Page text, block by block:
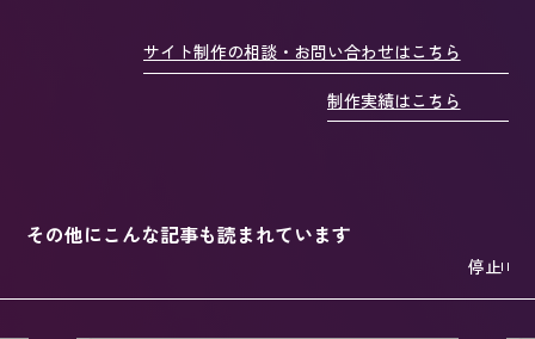
サイト制作の相談・お問い合わせはこちら
制作実績はこちら
その他にこんな記事も読まれています
停止